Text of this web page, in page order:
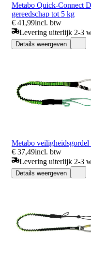
Metabo Quick-Connect
gereedschap tot 5 kg
€ 41,99incl. btw
Levering uiterlijk 2-3
Details weergeven
Metabo
€ 37,49incl. btw
Levering uiterlijk 2-3
Details weergeven